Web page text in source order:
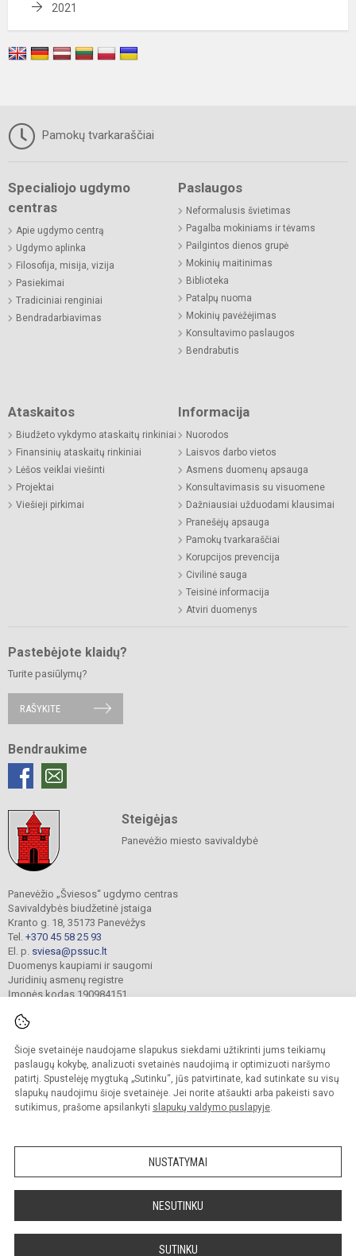
Šioje svetainėje naudojame slapukus siekdami užtikrinti jums teikiamų
paslaugų kokybę, analizuoti svetainės naudojimą ir optimizuoti naršymo
patirtį. Spustelėję mygtuką „Sutinku“, jūs patvirtinate, kad sutinkate su visų
slapukų naudojimu šioje svetainėje. Jei norite atšaukti arba pakeisti savo
sutikimus, prašome apsilankyti slapukų valdymo puslapyje.
NUSTATYMAI
NESUTINKU
SUTINKU
2021
Pamokų tvarkaraščiai
Specialiojo ugdymo
centras
Apie ugdymo centrą
Ugdymo aplinka
Filosofija, misija, vizija
Pasiekimai
Tradiciniai renginiai
Bendradarbiavimas
Paslaugos
Neformalusis švietimas
Pagalba mokiniams ir tėvams
Pailgintos dienos grupė
Mokinių maitinimas
Biblioteka
Patalpų nuoma
Mokinių pavėžėjimas
Konsultavimo paslaugos
Bendrabutis
Ataskaitos
Biudžeto vykdymo ataskaitų rinkiniai
Finansinių ataskaitų rinkiniai
Lėšos veiklai viešinti
Projektai
Viešieji pirkimai
Informacija
Nuorodos
Laisvos darbo vietos
Asmens duomenų apsauga
Konsultavimasis su visuomene
Dažniausiai užduodami klausimai
Pranešėjų apsauga
Pamokų tvarkaraščiai
Korupcijos prevencija
Civilinė sauga
Teisinė informacija
Atviri duomenys
Pastebėjote klaidų?
Turite pasiūlymų?
RAŠYKITE
Bendraukime
Steigėjas
Panevėžio miesto savivaldybė
Panevėžio „Šviesos“ ugdymo centras
Savivaldybės biudžetinė įstaiga
Kranto g. 18, 35173 Panevėžys
Tel. +370 45 58 25 93
El. p. sviesa@pssuc.lt
Duomenys kaupiami ir saugomi
Juridinių asmenų registre
Įmonės kodas 190984151
© 2021. Panevėžio „Šviesos“ ugdymo centras. Visos teisės saugomos.
Kopijuoti turinį be raštiško administracijos sutikimo griežtai draudžiama.
Prieinamumo paraiška Slapukų valdymas
Sumanus būdas atnaujinti